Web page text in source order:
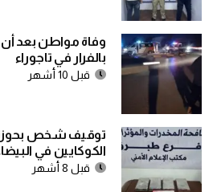
وفاة مواطن بعد
بالفرار في تاجوراء
قبل 10 أشهر
الكوكايين في
قبل 8 أشهر